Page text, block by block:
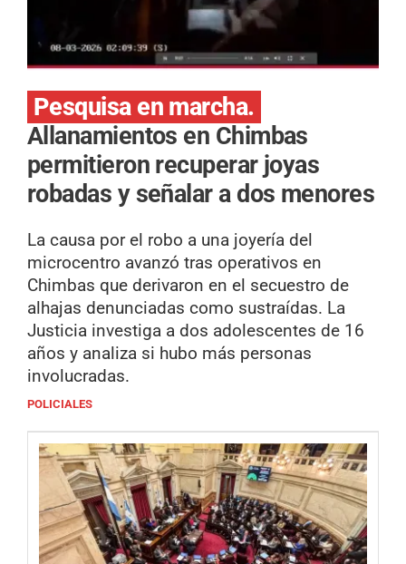
Pesquisa en marcha.
Allanamientos en Chimbas
permitieron recuperar joyas
robadas y señalar a dos menores
La causa por el robo a una joyería del
microcentro avanzó tras operativos en
Chimbas que derivaron en el secuestro de
alhajas denunciadas como sustraídas. La
Justicia investiga a dos adolescentes de 16
años y analiza si hubo más personas
involucradas.
POLICIALES